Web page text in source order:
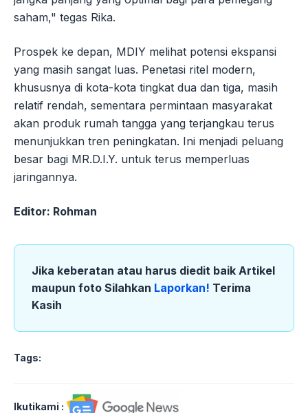
saham," tegas Rika.
Prospek ke depan, MDIY melihat potensi ekspansi
yang masih sangat luas. Penetasi ritel modern,
khususnya di kota-kota tingkat dua dan tiga, masih
relatif rendah, sementara permintaan masyarakat
akan produk rumah tangga yang terjangkau terus
menunjukkan tren peningkatan. Ini menjadi peluang
besar bagi MR.D.I.Y. untuk terus memperluas
jaringannya.
Editor: Rohman
Jika keberatan atau harus diedit baik Artikel
maupun foto Silahkan Laporkan! Terima
Kasih
Tags:
Ikutikami :